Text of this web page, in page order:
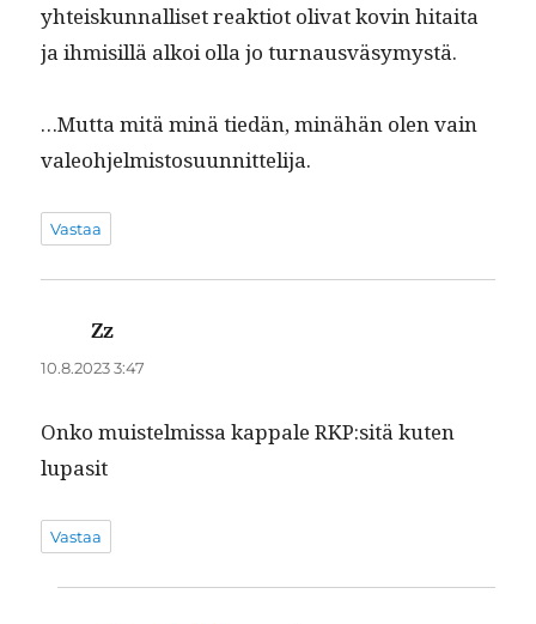
yhteiskun­nal­liset reak­tiot oli­vat kovin hitai­ta
ja ihmisil­lä alkoi olla jo turnausväsymystä.
…Mut­ta mitä minä tiedän, minähän olen vain
valeohjelmistosuunnittelija.
Vastaa
Zz
10.8.2023 3:47
Onko muis­telmis­sa kap­pale RKP:sitä kuten
lupasit
Vastaa